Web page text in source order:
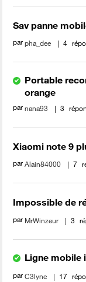
Sav panne
parpha_dee 4
Portable
orange
parnana93 3
Xiaomi note 9
parAlain84000 7
Impossible de
par MrWinzeur 3
Ligne mobile
parC3lyne 17